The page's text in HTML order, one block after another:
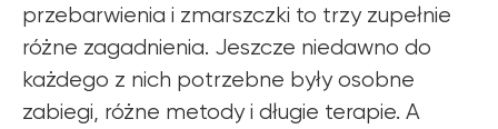
przebarwienia i zmarszczki to trzy zupełnie
różne zagadnienia. Jeszcze niedawno do
każdego z nich potrzebne były osobne
zabiegi, różne metody i długie terapie. A
Dowiedz się o
OFERTACH PROMOCYJNYCH
ZEMITS